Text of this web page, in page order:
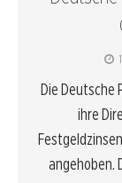
Die Deutsche
ihre
angehoben.